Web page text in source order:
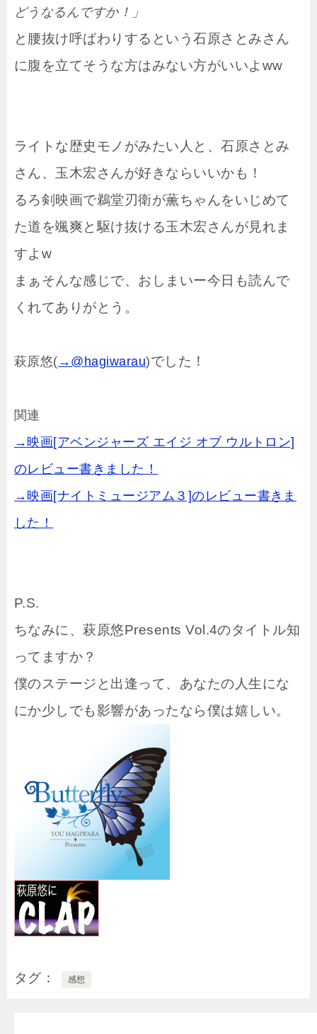
どうなるんですか！」
と腰抜け呼ばわりするという石原さとみさん
に腹を立てそうな方はみない方がいいよww
ライトな歴史モノがみたい人と、石原さとみ
さん、玉木宏さんが好きならいいかも！
るろ剣映画で鵜堂刃衛が薫ちゃんをいじめて
た道を颯爽と駆け抜ける玉木宏さんが見れま
すよw
まぁそんな感じで、おしまいー今日も読んで
くれてありがとう。
萩原悠( →@hagiwarau)でした！
関連
→映画[アベンジャーズ エイジ オブ ウルトロン]
のレビュー書きました！
→映画[ナイトミュージアム３]のレビュー書きま
した！
P.S.
ちなみに、萩原悠Presents Vol.4のタイトル知
ってますか？
僕のステージと出逢って、あなたの人生にな
にか少しでも影響があったなら僕は嬉しい。
タグ 感想